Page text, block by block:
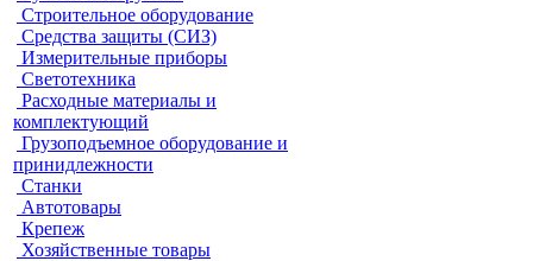
Строительное оборудование
Средства защиты (СИЗ)
Измерительные приборы
Светотехника
Расходные материалы и
комплектующий
Грузоподъемное оборудование и
принидлежности
Станки
Автотовары
Крепеж
Хозяйственные товары